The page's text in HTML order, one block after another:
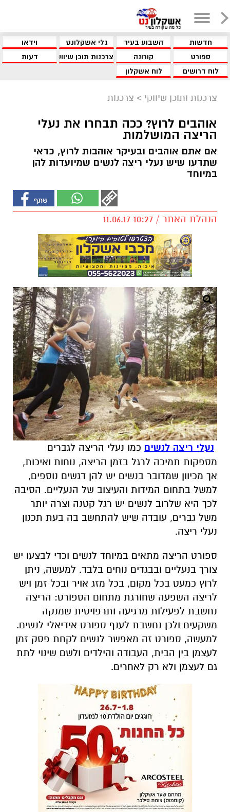
חדשות השבוע בעיר גלי אשקלונט
וידאו
ספורט
קורונה צרכנות תוכן שיווקי
דעות
לוח דרושים
לוח אשקלון
צרכנות ותוכן שיווקי > צרכנות
אוהבים לרוץ? ככה תבחרו את נעלי
הריצה המושלמות
אם אתם אוהבים ובעיקר אוהבות לרוץ, כדאי
שתדעו שיש נעלי ריצה לנשים שמיועדות להן
במיוחד
הנהלת האתר / 10:27 11.06.17
נעלי ריצה לנשים כמו נעלי הריצה לגברים
מספקות תמיכה לרגל בזמן הריצה, נוחות ואיכות,
אך מכיוון שמדובר בנשים יש להן דגשים נוספים,
למשל בתחום המידות והעיצוב של הנעליים. הסיבה
לכך היא שלרוב לנשים יש רגל קטנה וצרה יותר
משל גברים, עובדה שיש להתחשב בה בעת תכנון
נעלי ריצה.
ספורט הריצה מתאים במיוחד לנשים וכדי לבצעו יש
צורך בנעליים ובבגדים נוחים בלבד. למעשה, ניתן
לרוץ כמעט בכל מקום, בכל מזג אויר ובכל זמן ויש
לריצה השפעה שחורגת מתחום הספורט: הריצה
נחשבת לפעילות מרגיעה ותרפויטית שמנקה
משקעים ולכן נחשבת לענף ספורט אידיאלי לנשים.
למעשה, ספורט זה מאפשר לנשים לקחת פסק זמן
לעצמן בין הבית, העבודה והילדים ולשם שינוי לתת
גם לעצמן ולא רק לאחרים.